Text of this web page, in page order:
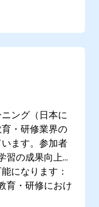
思決定支援に
が身につく。
ー内でChatGPT
できるように
ング（日本に
・研修業界の
ます。参加者
の成果向上が
になります：
育・研修におけ